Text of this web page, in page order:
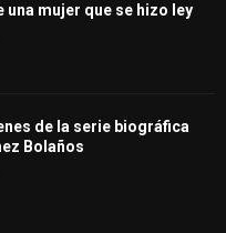
una mujer que se hizo ley
de la serie biográfica
Bolaños